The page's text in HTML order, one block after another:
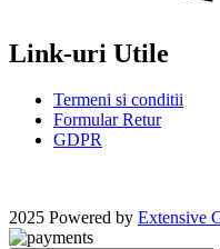
Link-uri Utile
Termeni si conditii
Formular Retur
GDPR
2025 Powered by Extensive